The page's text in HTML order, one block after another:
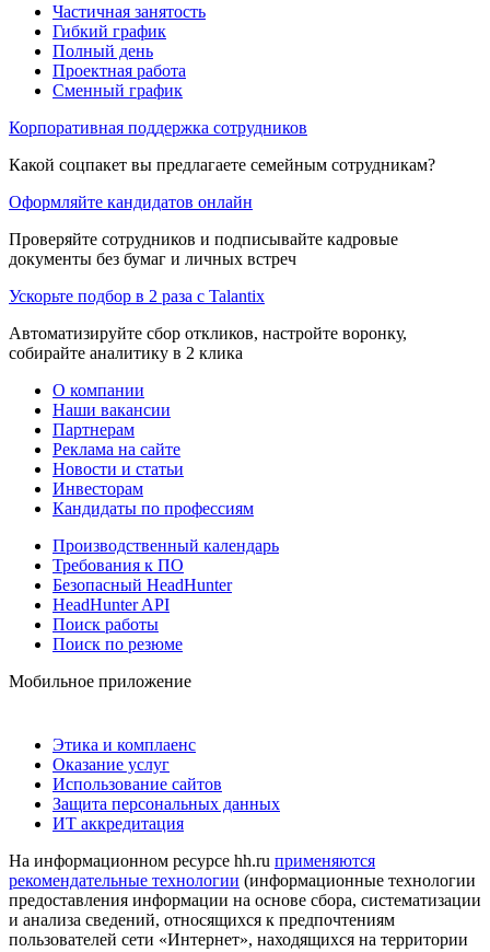
Частичная занятость
Гибкий график
Полный день
Проектная работа
Сменный график
Корпоративная поддержка сотрудников
Какой соцпакет вы предлагаете семейным сотрудникам?
Оформляйте кандидатов онлайн
Проверяйте сотрудников и подписывайте кадровые
документы без бумаг и личных встреч
Ускорьте подбор в 2 раза с Talantix
Автоматизируйте сбор откликов, настройте воронку,
собирайте аналитику в 2 клика
О компании
Наши вакансии
Партнерам
Реклама на сайте
Новости и статьи
Инвесторам
Кандидаты по профессиям
Производственный календарь
Требования к ПО
Безопасный HeadHunter
HeadHunter API
Поиск работы
Поиск по резюме
Мобильное приложение
Этика и комплаенс
Оказание услуг
Использование сайтов
Защита персональных данных
ИТ аккредитация
На информационном ресурсе hh.ru применяются
рекомендательные технологии (информационные технологии
предоставления информации на основе сбора, систематизации
и анализа сведений, относящихся к предпочтениям
пользователей сети «Интернет», находящихся на территории